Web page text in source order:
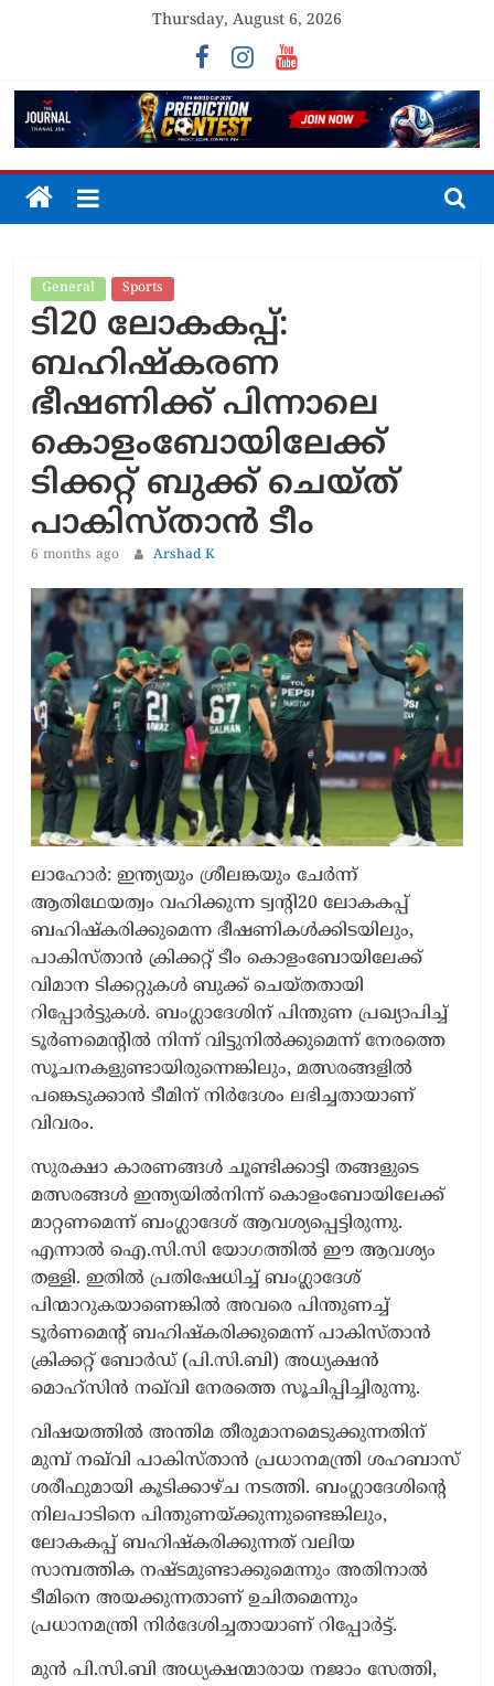
Thursday, August 6, 2026
The
Unfolding
The
General Sports
ടി20 ലോകകപ്പ്:
ബഹിഷ്കരണ
ഭീഷണിക്ക് പിന്നാലെ
കൊളംബോയിലേക്ക്
ടിക്കറ്റ് ബുക്ക് ചെയ്ത്
പാകിസ്താൻ ടീം
6 months ago Arshad K
ലാഹോർ: ഇന്ത്യയും ശ്രീലങ്കയും ചേർന്ന്
ആതിഥേയത്വം വഹിക്കുന്ന ട്വന്‍റി20 ലോകകപ്പ്
ബഹിഷ്കരിക്കുമെന്ന ഭീഷണികൾക്കിടയിലും,
പാകിസ്താൻ ക്രിക്കറ്റ് ടീം കൊളംബോയിലേക്ക്
വിമാന ടിക്കറ്റുകൾ ബുക്ക് ചെയ്തതായി
റിപ്പോർട്ടുകൾ. ബംഗ്ലാദേശിന് പിന്തുണ പ്രഖ്യാപിച്ച്
ടൂർണമെന്റിൽ നിന്ന് വിട്ടുനിൽക്കുമെന്ന് നേരത്തെ
സൂചനകളുണ്ടായിരുന്നെങ്കിലും, മത്സരങ്ങളിൽ
പങ്കെടുക്കാൻ ടീമിന് നിർദേശം ലഭിച്ചതായാണ്
വിവരം.
സുരക്ഷാ കാരണങ്ങൾ ചൂണ്ടിക്കാട്ടി തങ്ങളുടെ
മത്സരങ്ങൾ ഇന്ത്യയിൽനിന്ന് കൊളംബോയിലേക്ക്
മാറ്റണമെന്ന് ബംഗ്ലാദേശ് ആവശ്യപ്പെട്ടിരുന്നു.
എന്നാൽ ഐ.സി.സി യോഗത്തിൽ ഈ ആവശ്യം
തള്ളി. ഇതിൽ പ്രതിഷേധിച്ച് ബംഗ്ലാദേശ്
പിന്മാറുകയാണെങ്കിൽ അവരെ പിന്തുണച്ച്
ടൂർണമെന്റ് ബഹിഷ്കരിക്കുമെന്ന് പാകിസ്താൻ
ക്രിക്കറ്റ് ബോർഡ് (പി.സി.ബി) അധ്യക്ഷൻ
മൊഹ്സിൻ നഖ്‌വി നേരത്തെ സൂചിപ്പിച്ചിരുന്നു.
വിഷയത്തിൽ അന്തിമ തീരുമാനമെടുക്കുന്നതിന്
മുമ്പ് നഖ്‌വി പാകിസ്താൻ പ്രധാനമന്ത്രി ശഹബാസ്
ശരീഫുമായി കൂടിക്കാഴ്ച നടത്തി. ബംഗ്ലാദേശിന്റെ
നിലപാടിനെ പിന്തുണയ്ക്കുന്നുണ്ടെങ്കിലും,
ലോകകപ്പ് ബഹിഷ്കരിക്കുന്നത് വലിയ
സാമ്പത്തിക നഷ്ടമുണ്ടാക്കുമെന്നും അതിനാൽ
ടീമിനെ അയക്കുന്നതാണ് ഉചിതമെന്നും
പ്രധാനമന്ത്രി നിർദേശിച്ചതായാണ് റിപ്പോർട്ട്.
മുൻ പി.സി.ബി അധ്യക്ഷന്മാരായ നജാം സേത്തി,